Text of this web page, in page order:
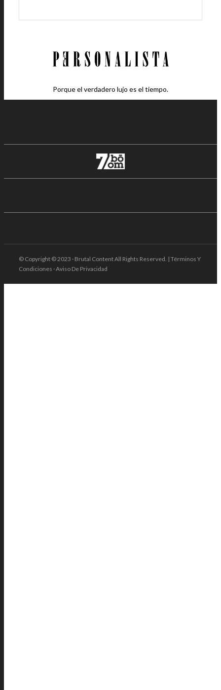
Porque el verdadero lujo es el tiempo.
© Copyright © 2023 · Brutal Content All Rights Reserved. | Términos Y
Condiciones · Aviso De Privacidad